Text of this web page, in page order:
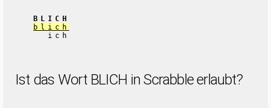
BLICH
blich
ich
Ist das Wort BLICH in Scrabble erlaubt?